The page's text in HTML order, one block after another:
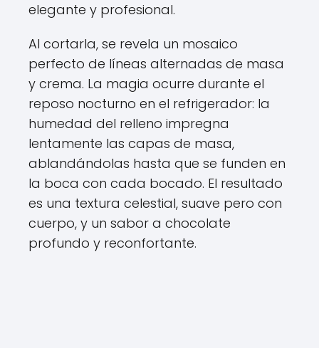
elegante y profesional.
Al cortarla, se revela un mosaico
perfecto de líneas alternadas de masa
y crema. La magia ocurre durante el
reposo nocturno en el refrigerador: la
humedad del relleno impregna
lentamente las capas de masa,
ablandándolas hasta que se funden en
la boca con cada bocado. El resultado
es una textura celestial, suave pero con
cuerpo, y un sabor a chocolate
profundo y reconfortante.